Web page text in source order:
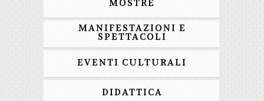
MOSTRE
MANIFESTAZIONI E
SPETTACOLI
EVENTI CULTURALI
DIDATTICA